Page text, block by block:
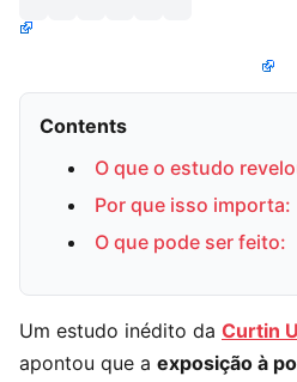
Contents
O que o estudo
Por que isso importa:
O que pode ser feito:
Um estudo inédito da Curtin
apontou que a exposição à